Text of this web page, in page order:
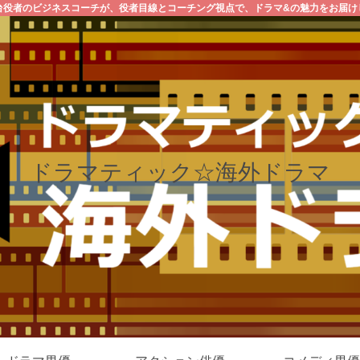
役者のビジネスコーチが、役者目線とコーチング視点で、ドラマ&の魅力をお届け
ドラマティック☆海外ドラマ